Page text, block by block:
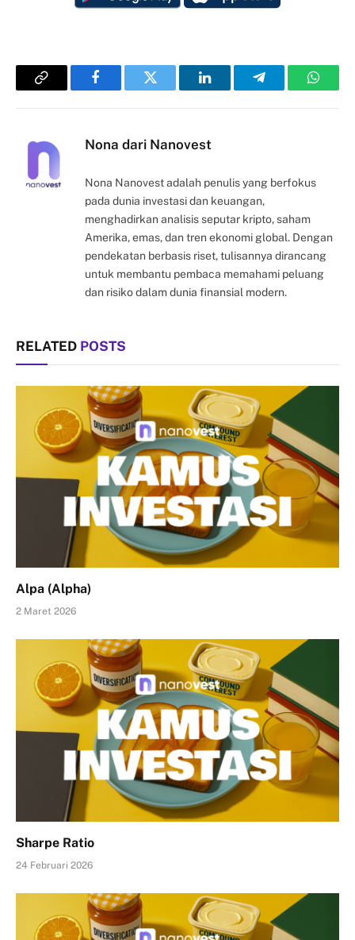
Copy
FacebookTwitter LinkedInTelegram
Nona dari Nanovest
Nona Nanovest adalah penulis yang berfokus
pada dunia investasi dan keuangan,
menghadirkan analisis seputar kripto, saham
Amerika, emas, dan tren ekonomi global. Dengan
pendekatan berbasis riset, tulisannya dirancang
untuk membantu pembaca memahami peluang
dan risiko dalam dunia finansial modern.
RELATED POSTS
Alpa (Alpha)
2 Maret 2026
Sharpe Ratio
24 Februari 2026